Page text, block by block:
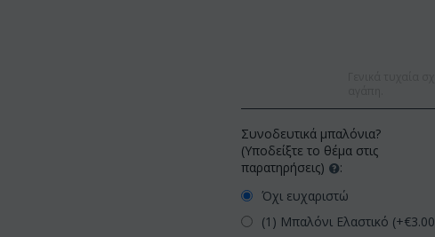
Συνοδευτικά μπαλόνια?
(Υποδείξτε το θέμα στις
παρατηρήσεις)
:
Όχι ευχαριστώ
(1) Μπαλόνι Ελαστικό (+€3.00